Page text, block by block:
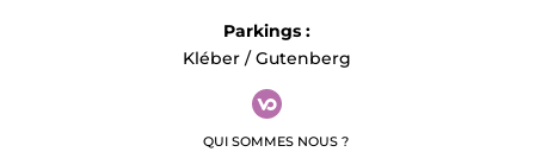
Parkings :
Kléber / Gutenberg
QUI SOMMES NOUS ?